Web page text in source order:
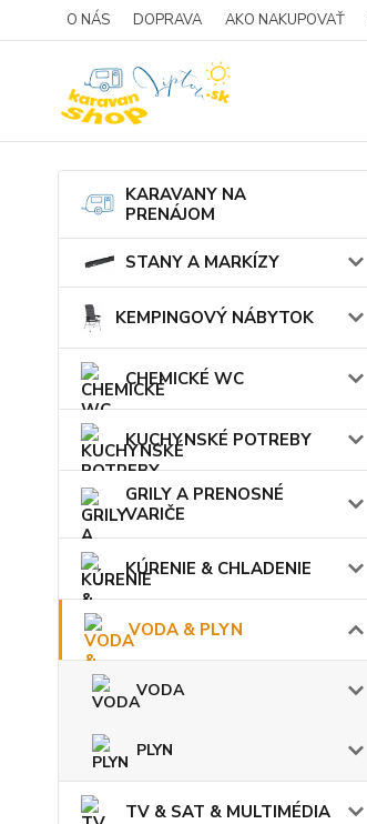
O NÁS DOPRAVA AKO NAKUPOVAŤ
KARAVANY NA
PRENÁJOM
STANY A MARKÍZY
KEMPINGOVÝ NÁBYTOK
CHEMICKÉ WC
KUCHYNSKÉ POTREBY
GRILY A PRENOSNÉ
VARIČE
KÚRENIE & CHLADENIE
VODA & PLYN
VODA
PLYN
TV & SAT & MULTIMÉDIA